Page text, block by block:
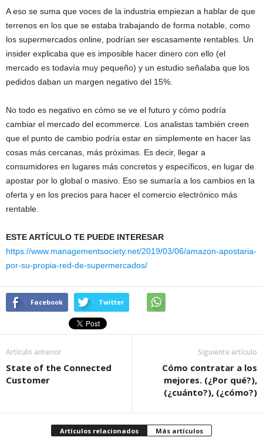
A eso se suma que voces de la industria empiezan a hablar de que
terrenos en los que se estaba trabajando de forma notable, como
los supermercados online, podrían ser escasamente rentables. Un
insider explicaba que es imposible hacer dinero con ello (el
mercado es todavía muy pequeño) y un estudio señalaba que los
pedidos daban un margen negativo del 15%.
No todo es negativo en cómo se ve el futuro y cómo podría
cambiar el mercado del ecommerce. Los analistas también creen
que el punto de cambio podría estar en simplemente en hacer las
cosas más cercanas, más próximas. Es decir, llegar a
consumidores en lugares más concretos y específicos, en lugar de
apostar por lo global o masivo. Eso se sumaría a los cambios en la
oferta y en los precios para hacer el comercio electrónico más
rentable.
ESTE ARTÍCULO TE PUEDE INTERESAR
https://www.managementsociety.net/2019/03/06/amazon-apostaria-
por-su-propia-red-de-supermercados/
Facebook Twitter
Artículo anterior
State of the Connected
Customer
Siguiente artículo
Cómo contratar a los
mejores. (¿Por qué?),
(¿cuánto?), (¿cómo?)
Artículos relacionados Más artículos